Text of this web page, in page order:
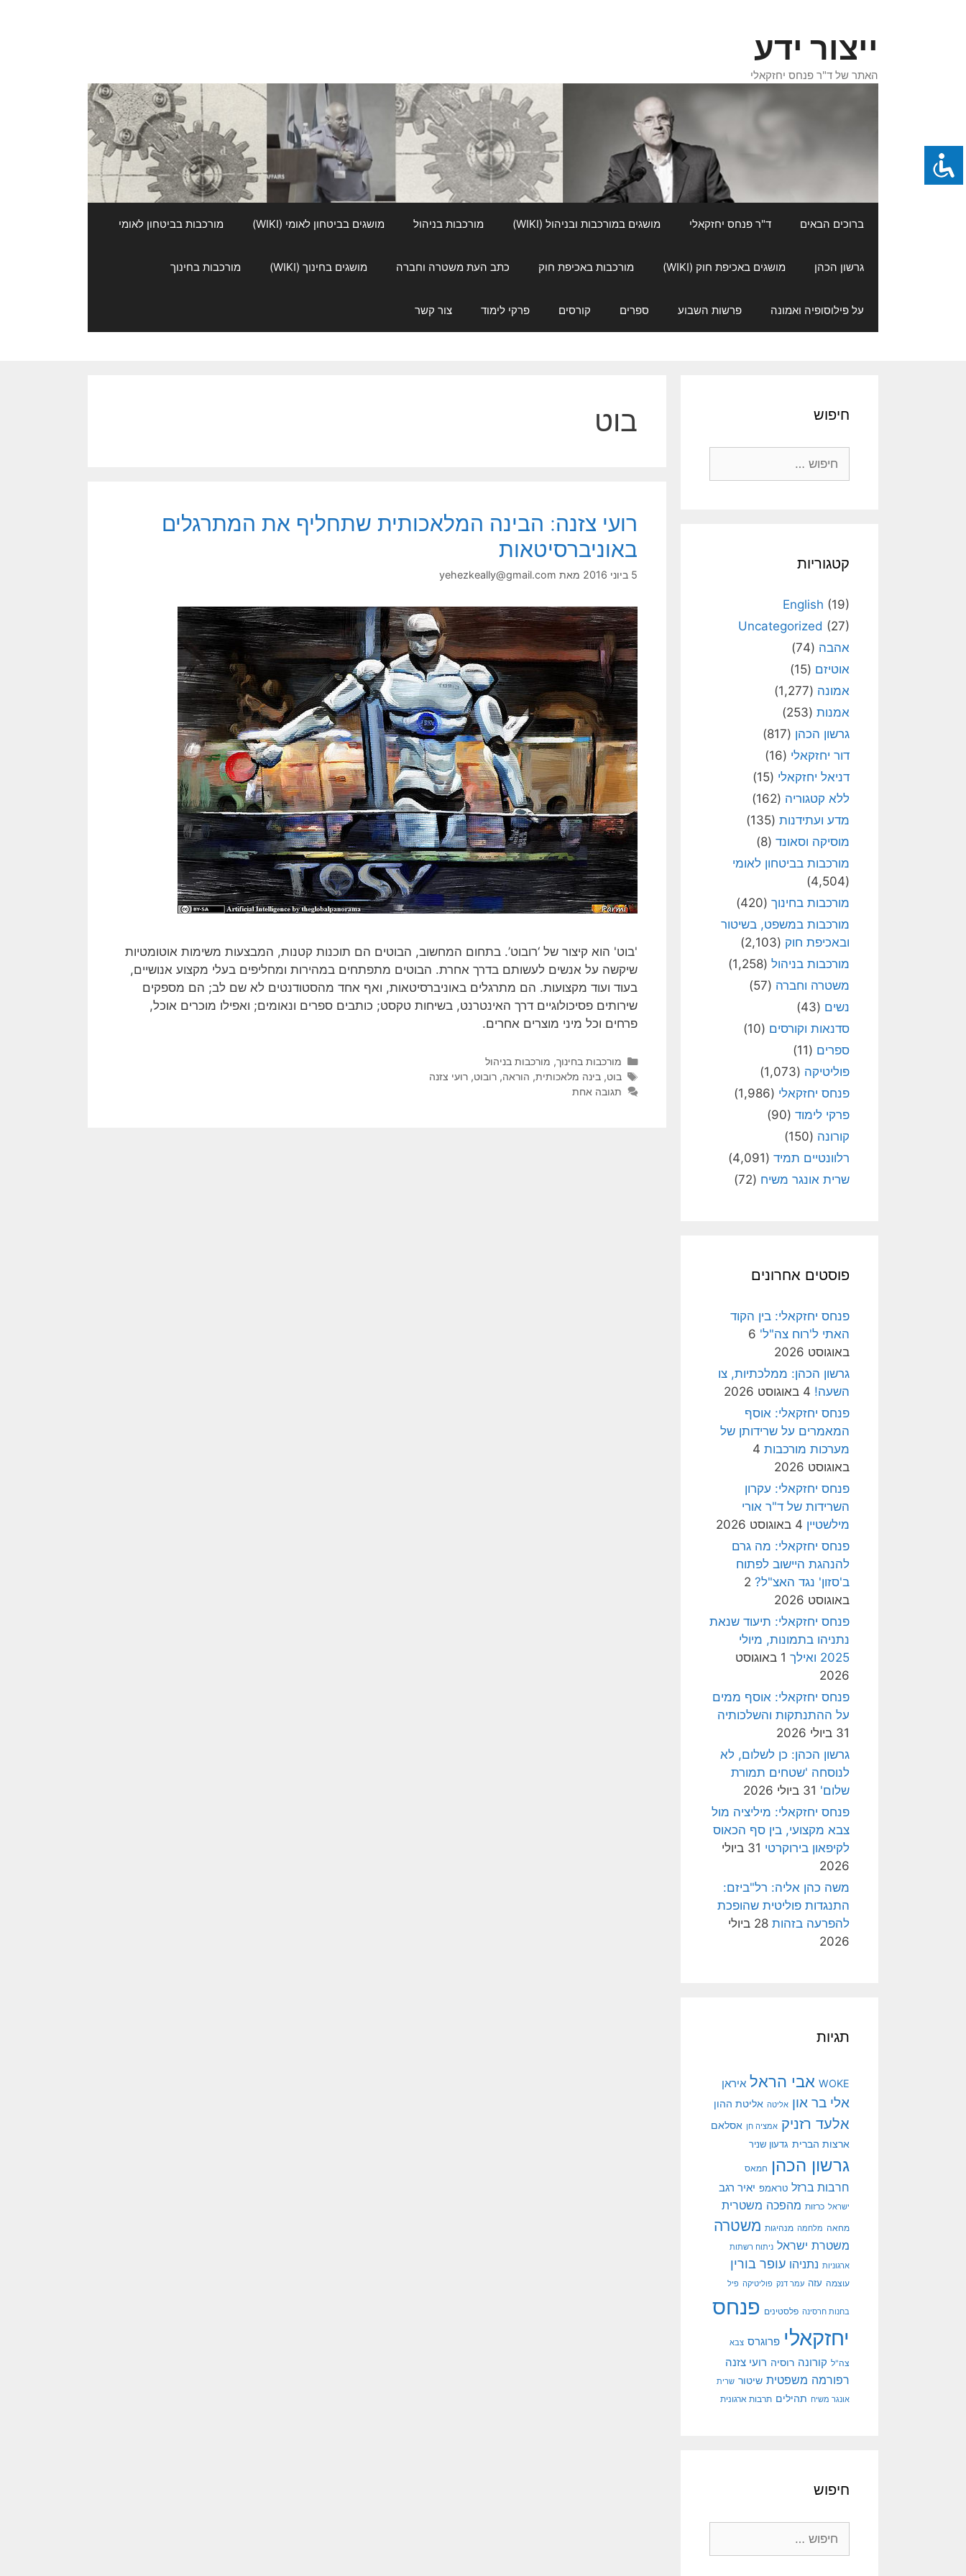
ייצור ידע
האתר של ד"ר פנחס יחזקאלי
ברוכים הבאים ד"ר פנחס יחזקאלי מושגים במורכבות ובניהול (WIKI) מורכבות בניהול מושגים בביטחון לאומי (WIKI) מורכבות בביטחון לאומי
גרשון הכהן מושגים באכיפת חוק (WIKI) מורכבות באכיפת חוק כתב העת משטרה וחברה מושגים בחינוך (WIKI) מורכבות בחינוך
על פילוסופיה ואמונה פרשות השבוע ספרים קורסים פרקי לימוד צור קשר
בוט
רועי צזנה: הבינה המלאכותית שתחליף את המתרגלים
באוניברסיטאות
5 ביוני 2016 מאת yehezkeally@gmail.com
'בוט' הוא קיצור של ‘רובוט’. בתחום המחשוב, הבוטים הם תוכנות קטנות, המבצעות משימות אוטומטיות
שיקשה על אנשים לעשותם בדרך אחרת. הבוטים מתפתחים במהירות ומחליפים בעלי מקצוע אנושיים,
בעוד ועוד מקצועות. הם מתרגלים באוניברסיטאות, ואף אחד מהסטודנטים לא שם לב; הם מספקים
שירותים פסיכולוגיים דרך האינטרנט, בשיחות טקסט; כותבים ספרים ונאומים; ואפילו מוכרים אוכל,
פרחים וכל מיני מוצרים אחרים.
קטגוריות
מורכבות בחינוך, מורכבות בניהול
תגיות
בוט, בינה מלאכותית, הוראה, רובוט, רועי צזנה
תגובה אחת
חיפוש
קטגוריות
English (19)
Uncategorized (27)
אהבה (74)
אוטיזם (15)
אמונה (1,277)
אמנות (253)
גרשון הכהן (817)
דור יחזקאלי (16)
דניאל יחזקאלי (15)
ללא קטגוריה (162)
מדע ועתידנות (135)
מוסיקה וסאונד (8)
מורכבות בביטחון לאומי
(4,504)
מורכבות בחינוך (420)
מורכבות במשפט, בשיטור
ובאכיפת חוק (2,103)
מורכבות בניהול (1,258)
משטרה וחברה (57)
נשים (43)
סדנאות וקורסים (10)
ספרים (11)
פוליטיקה (1,073)
פנחס יחזקאלי (1,986)
פרקי לימוד (90)
קורונה (150)
רלוונטיים תמיד (4,091)
שרית אונגר משיח (72)
פוסטים אחרונים
פנחס יחזקאלי: בין הקוד
האתי ל'רוח צה"ל' 6
באוגוסט 2026
גרשון הכהן: ממלכתיות, צו
השעה! 4 באוגוסט 2026
פנחס יחזקאלי: אוסף
המאמרים על שרידותן של
מערכות מורכבות 4
באוגוסט 2026
פנחס יחזקאלי: עקרון
השרידות של ד"ר אורי
מילשטיין 4 באוגוסט 2026
פנחס יחזקאלי: מה גרם
להנהגת היישוב לפתוח
ב'סזון' נגד האצ"ל? 2
באוגוסט 2026
פנחס יחזקאלי: תיעוד שנאת
נתניהו בתמונות, מיולי
2025 ואילך
1 באוגוסט
2026
פנחס יחזקאלי: אוסף ממים
על ההתנתקות והשלכותיה
31 ביולי 2026
גרשון הכהן: כן לשלום, לא
לנוסחה 'שטחים תמורת
שלום' 31 ביולי 2026
פנחס יחזקאלי: מיליציה מול
צבא מקצועי, בין סף הכאוס
לקיפאון בירוקרטי
31 ביולי
2026
משה כהן אליה: רל"ביזם:
התנגדות פוליטית שהופכת
להפרעה בזהות
28 ביולי
2026
תגיות
WOKE אבי הראל איראן
אלי בר און אליטה אליטת ההון
אלעד רזניק אמציה חן אסלאם
ארצות הברית גדעון שניר
גרשון הכהן חמאס
חרבות ברזל טראמפ יאיר רגב
ישראל כרזות מהפכה משטרית
מחאה מלחמה מנהיגות משטרה
משטרת ישראל ניתוח רשתות
ארגוניות נתניהו עופר בורין
עוצמה עזה עמר דנק פוליטיקה פיל
בחנות חרסינה פלסטינים פנחס
יחזקאלי פרוגרס צבא
צה"ל קורונה רוסיה רועי צזנה
רפורמה משפטית שיטור שרית
אונגר משיח תהילים תרבות ארגונית
חיפוש